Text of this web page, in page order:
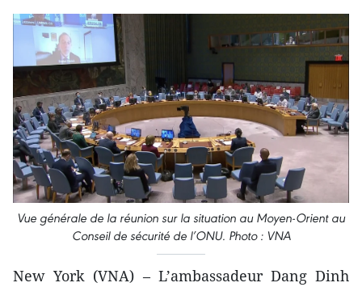
Vue générale de la réunion sur la situation au Moyen-Orient au
Conseil de sécurité de l’ONU. Photo : VNA
New York (VNA) – L’ambassadeur Dang Dinh